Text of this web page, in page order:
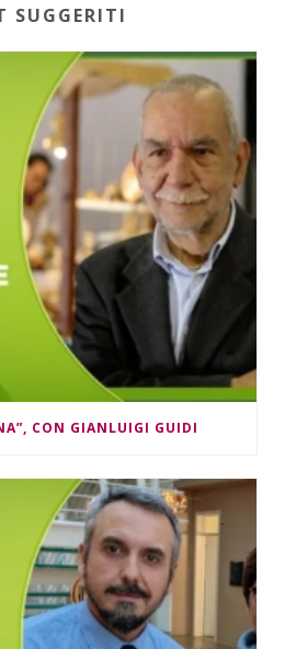
SUGGERITI
CON GIANLUIGI GUIDI